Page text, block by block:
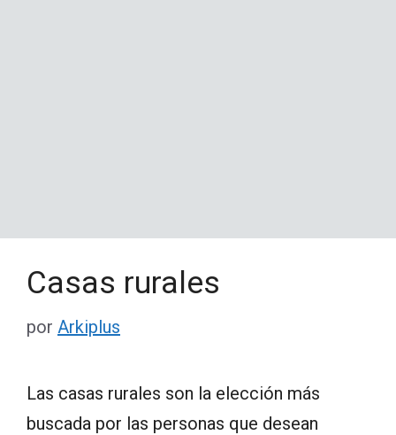
Casas rurales
por Arkiplus
Las casas rurales son la elección más
buscada por las personas que desean